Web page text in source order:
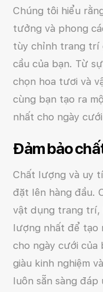
Chúng tôi hiểu
tưởng và phong
tùy chỉnh trang trí
cầu của bạn. Từ
chọn hoa tươi và
cùng bạn tạo ra
nhất cho ngày
Đảm bảo
Chất lượng và uy
đặt lên hàng đầu.
vật dụng trang trí,
lượng nhất để tạo
cho ngày cưới
giàu kinh nghiệm
luôn sẵn sàng đáp